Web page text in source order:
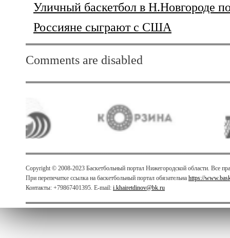
Уличный баскетбол в Н.Новгороде
Россияне сыграют с США
Comments are disabled
Copyright © 2008-2023 Баскетбольный портал Нижегородской области. Все
При перепечатке ссылка на баскетбольный портал обязательна https://
Контакты: +79867401395. E-mail: i.khairetdinov@bk.ru